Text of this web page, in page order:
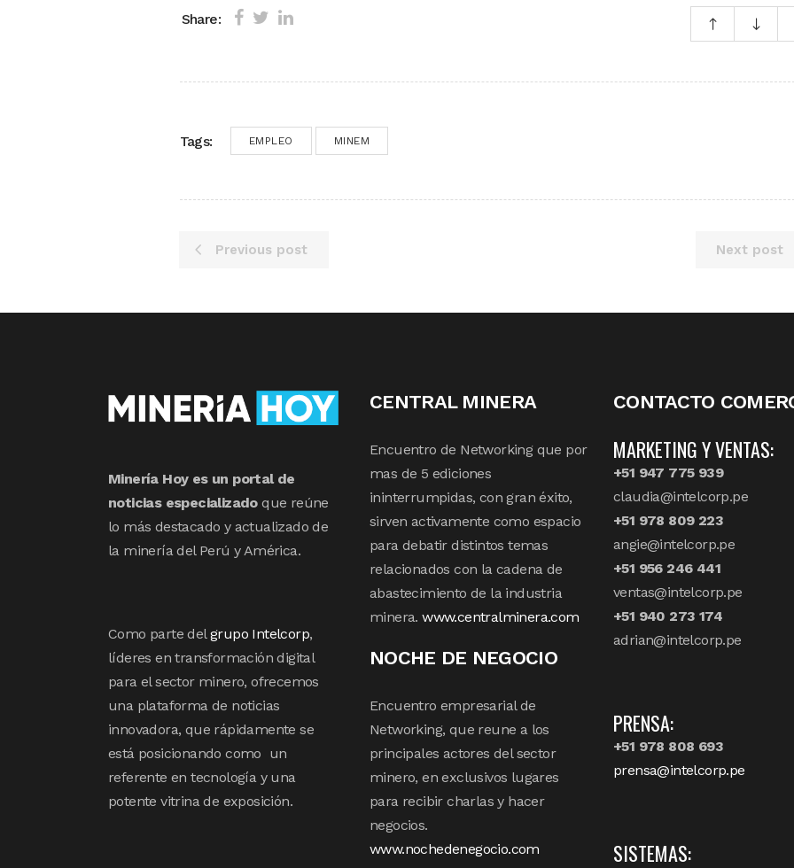
Share:
Tags: EMPLEO MINEM
Previous post Next post
Minería Hoy es un portal de
noticias especializadoque reúne
lo más destacado y actualizado de
la minería del Perú y América.
Como parte delgrupo Intelcorp,
líderes en transformación digital
para el sector minero, ofrecemos
una plataforma de noticias
innovadora, que rápidamente se
está posicionando como un
referente en tecnología y una
potente vitrina de exposición.
CENTRAL MINERA
Encuentro de Networking que por
mas de 5 ediciones
ininterrumpidas, con gran éxito,
sirven activamente como espacio
para debatir distintos temas
relacionados con la cadena de
abastecimiento de la industria
minera.www.centralminera.com
NOCHE DE NEGOCIO
Encuentro empresarial de
Networking, que reune a los
principales actores del sector
minero, en exclusivos lugares
para recibir charlas y hacer
negocios.
www.nochedenegocio.com
CONTACTO
MARKETING Y VENTAS:
+51 947 775 939
claudia@intelcorp.pe
+51 978 809 223
angie@intelcorp.pe
+51 956 246 441
ventas@intelcorp.pe
+51 940 273 174
adrian@intelcorp.pe
PRENSA:
+51 978 808 693
prensa@intelcorp.pe
SISTEMAS: